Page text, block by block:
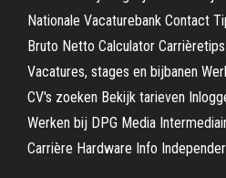
Nationale Vacaturebank Contact
Bruto Netto Calculator
Vacatures, stages en bijbanen
CV's zoeken Bekijk tarieven
Werken bij DPG Media
Carrière Hardware Info Independer